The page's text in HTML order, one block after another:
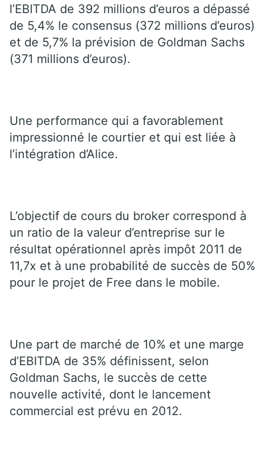
l’EBITDA de 392 millions d’euros a dépassé
de 5,4% le consensus (372 millions d’euros)
et de 5,7% la prévision de Goldman Sachs
(371 millions d’euros).
Une performance qui a favorablement
impressionné le courtier et qui est liée à
l’intégration d’Alice.
L’objectif de cours du broker correspond à
un ratio de la valeur d’entreprise sur le
résultat opérationnel après impôt 2011 de
11,7x et à une probabilité de succès de 50%
pour le projet de Free dans le mobile.
Une part de marché de 10% et une marge
d’EBITDA de 35% définissent, selon
Goldman Sachs, le succès de cette
nouvelle activité, dont le lancement
commercial est prévu en 2012.